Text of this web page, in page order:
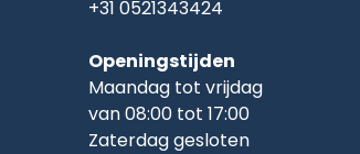
+31 0521343424
Openingstijden
Maandag tot vrijdag
van 08:00 tot 17:00
Zaterdag gesloten